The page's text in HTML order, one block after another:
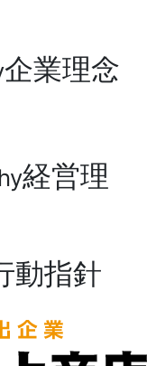
企業理念
経営理
動指針